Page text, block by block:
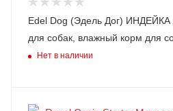
Edel Dog (Эдель Дог)
для собак, влажный корм для
Нет в наличии